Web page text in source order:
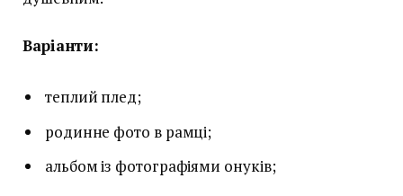
Варіанти:
теплий плед;
родинне фото в рамці;
альбом із фотографіями онуків;